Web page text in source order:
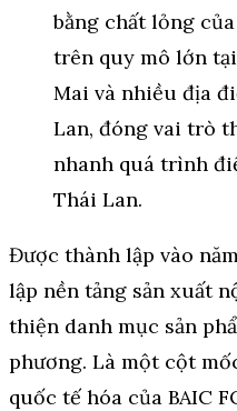
bằng chất lỏng
trên quy mô lớn
Mai và nhiều địa
Lan, đóng vai trò
nhanh quá trình
Thái Lan.
Được thành lập vào
lập nền tảng sản xuất
thiện danh mục sản
phương. Là một cột
quốc tế hóa của BAIC